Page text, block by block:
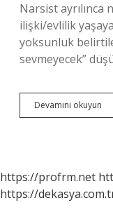
Narsist
ilişki/evlilik
yoksunluk
sevmeyecek”
Devamını okuyun
https://profrm.net
https://